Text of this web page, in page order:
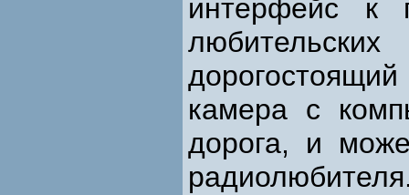
интерфейс к
камера с
дорога, и